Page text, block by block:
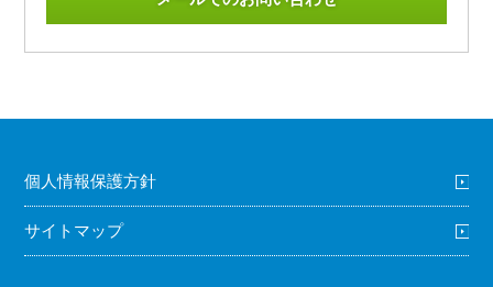
個人情報保護方針
サイトマップ